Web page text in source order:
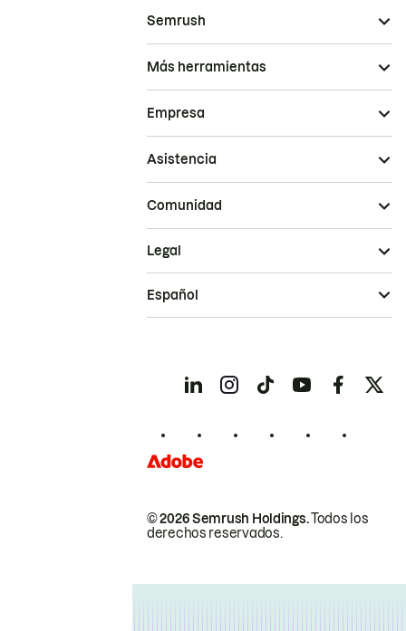
Semrush
Más herramientas
Empresa
Asistencia
Comunidad
© 2026 Semrush Holdings.Todos los
derechos reservados.
Legal
Español